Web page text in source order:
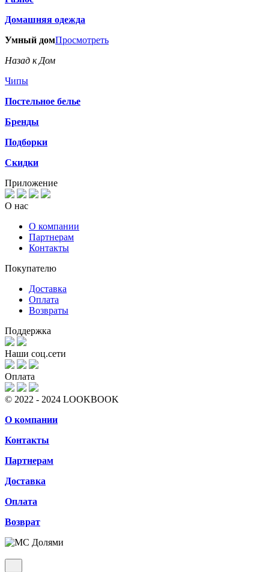
Домашняя одежда
Умный домПросмотреть
Назад к Дом
Чипы
Постельное белье
Бренды
Подборки
Скидки
Приложение
О нас
О компании
Партнерам
Контакты
Покупателю
Доставка
Оплата
Возвраты
Поддержка
Наши соц.сети
Оплата
© 2022 - 2024 LOOKBOOK
О компании
Контакты
Партнерам
Доставка
Оплата
Возврат